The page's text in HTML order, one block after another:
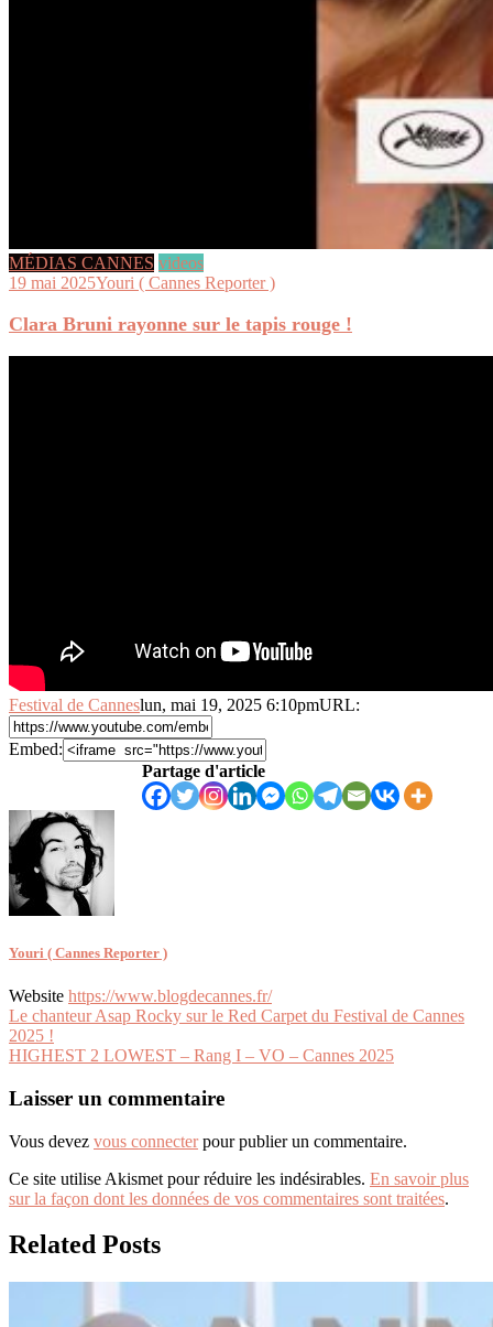
MÉDIAS CANNES videos
19 mai 2025Youri ( Cannes Reporter )
Clara Bruni rayonne sur le tapis rouge !
Festival de Canneslun, mai 19, 2025 6:10pmURL:
Embed:
Partage d'article
Youri ( Cannes Reporter )
Website https://www.blogdecannes.fr/
Navigation
de
Le chanteur Asap Rocky sur le Red Carpet du Festival de Cannes
2025 !
HIGHEST 2 LOWEST – Rang I – VO – Cannes 2025
Laisser un commentaire
Vous devez vous connecterpour publier un commentaire.
Ce site utilise Akismet pour réduire les indésirables. En savoir plus
sur la façon dont les données de vos commentaires sont traitées.
Related Posts